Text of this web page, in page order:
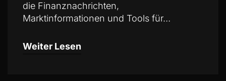
die Finanznachrichten,
Marktinformationen und Tools für…
Weiter Lesen